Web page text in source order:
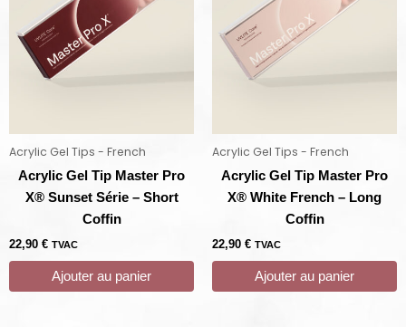
Acrylic Gel Tips - French
Acrylic Gel Tip Master Pro
X® Sunset Série – Short
Coffin
22,90 € TVAC
Ajouter au panier
Acrylic Gel Tips - French
Acrylic Gel Tip Master Pro
X® White French – Long
Coffin
22,90 € TVAC
Ajouter au panier